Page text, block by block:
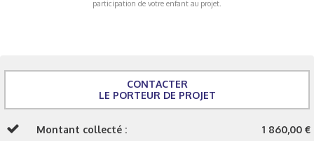
participation de votre enfant au projet.
CONTACTER
LE PORTEUR DE PROJET
Montant collecté : 1 860,00 €